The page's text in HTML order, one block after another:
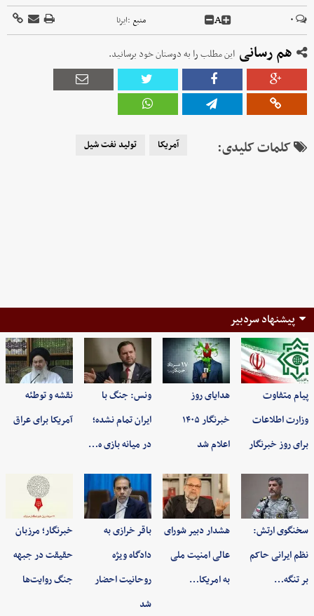
۰ A منبع :ایرنا
هم رسانی این مطلب را به دوستان خود برسانید.
کلمات کلیدی: آمریکا تولید نفت شیل
پیشنهاد سردبیر
پیام متفاوت
وزارت اطلاعات
برای روز خبرنگار
هدایای روز
خبرنگار ۱۴۰۵
اعلام شد
ونس: جنگ با
ایران تمام نشده؛
در میانه بازی ه…
نقشه و توطئه
آمریکا برای عراق
سخنگوی ارتش:
نظم ایرانی حاکم
بر تنگه…
هشدار دبیر شورای
عالی امنیت ملی
به امریکا…
باقر خرازی به
دادگاه ویژه
روحانیت احضار
شد
خبرنگار؛ مرزبان
حقیقت در جبهه
جنگ روایت‌ها